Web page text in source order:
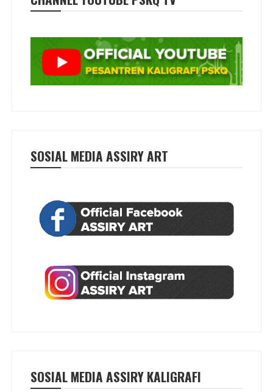
SOSIAL MEDIA ASSIRY ART
SOSIAL MEDIA ASSIRY KALIGRAFI